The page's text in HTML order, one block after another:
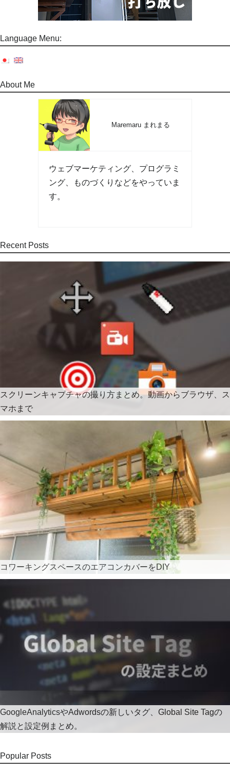
Language Menu:
About Me
Maremaru まれまる
ウェブマーケティング、プログラミ
ング、ものづくりなどをやっていま
す。
Recent Posts
スクリーンキャプチャの撮り方まとめ。動画からブラウザ、ス
マホまで
コワーキングスペースのエアコンカバーをDIY
GoogleAnalyticsやAdwordsの新しいタグ、Global Site Tagの
解説と設定例まとめ。
Popular Posts